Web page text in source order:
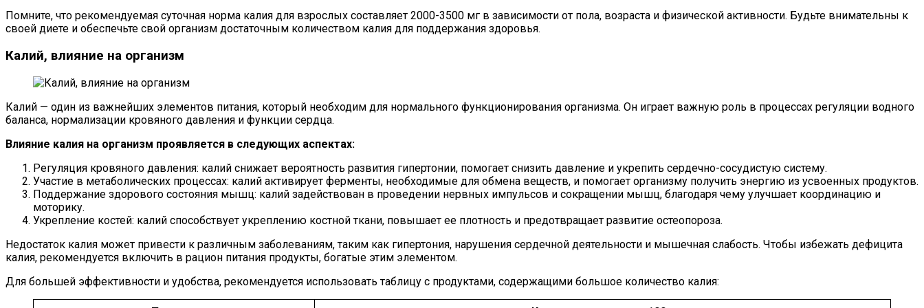
Помните, что рекомендуемая суточная норма калия для взрослых составляет 2000-3500 мг в зависимости от пола, возраста и физической активности. Будьте внимательны к
своей диете и обеспечьте свой организм достаточным количеством калия для поддержания здоровья.
Калий, влияние на организм
Калий — один из важнейших элементов питания, который необходим для нормального функционирования организма. Он играет важную роль в процессах регуляции водного
баланса, нормализации кровяного давления и функции сердца.
Влияние калия на организм проявляется в следующих аспектах:
Регуляция кровяного давления: калий снижает вероятность развития гипертонии, помогает снизить давление и укрепить сердечно-сосудистую систему.
Участие в метаболических процессах: калий активирует ферменты, необходимые для обмена веществ, и помогает организму получить энергию из усвоенных продуктов.
Поддержание здорового состояния мышц: калий задействован в проведении нервных импульсов и сокращении мышц, благодаря чему улучшает координацию и
моторику.
Укрепление костей: калий способствует укреплению костной ткани, повышает ее плотность и предотвращает развитие остеопороза.
Недостаток калия может привести к различным заболеваниям, таким как гипертония, нарушения сердечной деятельности и мышечная слабость. Чтобы избежать дефицита
калия, рекомендуется включить в рацион питания продукты, богатые этим элементом.
Для большей эффективности и удобства, рекомендуется использовать таблицу с продуктами, содержащими большое количество калия: